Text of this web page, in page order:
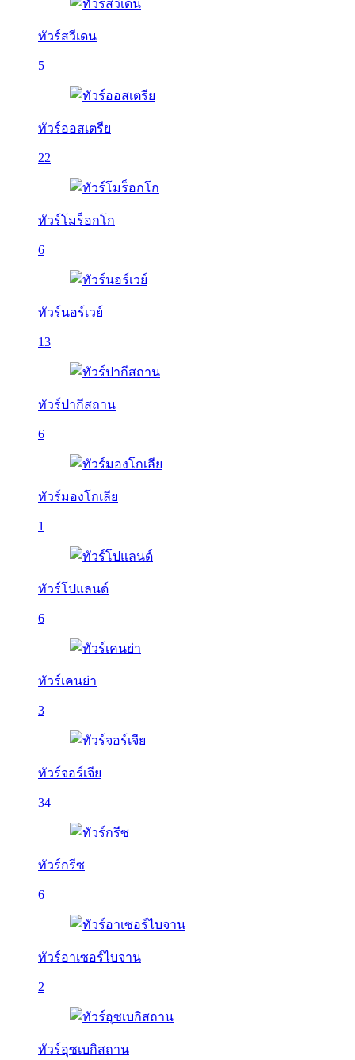
ทัวร์สวีเดน
5
ทัวร์ออสเตรีย
22
ทัวร์โมร็อกโก
6
ทัวร์นอร์เวย์
13
ทัวร์ปากีสถาน
6
ทัวร์มองโกเลีย
1
ทัวร์โปแลนด์
6
ทัวร์เคนย่า
3
ทัวร์จอร์เจีย
34
ทัวร์กรีซ
6
ทัวร์อาเซอร์ไบจาน
2
ทัวร์อุซเบกิสถาน